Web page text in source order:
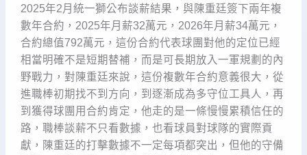
2025年2月統一獅公布談薪結果，與陳重廷簽下兩年複
數年合約，2025年月薪32萬元，2026年月薪34萬元，
合約總值792萬元，這份合約代表球團對他的定位已經
相當明確不是短期替補，而是可長期放入一軍規劃的內
野戰力，對陳重廷來說，這份複數年合約意義很大，從
進職棒初期找不到方向，到逐漸成為多守位工具人，再
到獲得球團用合約肯定，他走的是一條慢慢累積信任的
路，職棒談薪不只看數據，也看球員對球隊的實際貢
獻，陳重廷的打擊數據不一定每項都突出，但他的守備